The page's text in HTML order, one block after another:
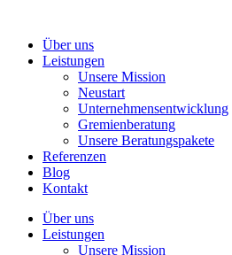
springenÜber uns
Leistungen
Unsere Mission
Neustart
Unternehmensentwicklung
Gremienberatung
Unsere Beratungspakete
Referenzen
Blog
Kontakt
Über uns
Leistungen
Unsere Mission